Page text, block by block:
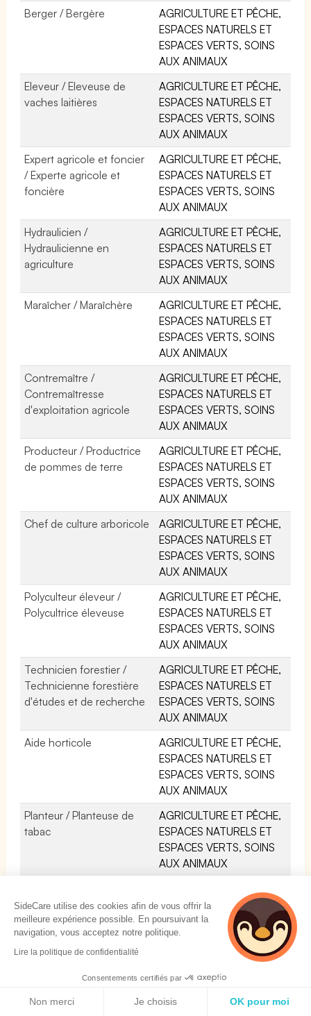
Berger / Bergère
AGRICULTURE ET PÊCHE,
ESPACES NATURELS ET
ESPACES VERTS, SOINS
AUX ANIMAUX
Eleveur / Eleveuse de
vaches laitières
AGRICULTURE ET PÊCHE,
ESPACES NATURELS ET
ESPACES VERTS, SOINS
AUX ANIMAUX
Expert agricole et foncier
/ Experte agricole et
foncière
AGRICULTURE ET PÊCHE,
ESPACES NATURELS ET
ESPACES VERTS, SOINS
AUX ANIMAUX
Hydraulicien /
Hydraulicienne en
agriculture
AGRICULTURE ET PÊCHE,
ESPACES NATURELS ET
ESPACES VERTS, SOINS
AUX ANIMAUX
Maraîcher / Maraîchère
AGRICULTURE ET PÊCHE,
ESPACES NATURELS ET
ESPACES VERTS, SOINS
AUX ANIMAUX
Contremaître /
Contremaîtresse
d'exploitation agricole
AGRICULTURE ET PÊCHE,
ESPACES NATURELS ET
ESPACES VERTS, SOINS
AUX ANIMAUX
Producteur / Productrice
de pommes de terre
AGRICULTURE ET PÊCHE,
ESPACES NATURELS ET
ESPACES VERTS, SOINS
AUX ANIMAUX
Chef de culture arboricole
AGRICULTURE ET PÊCHE,
ESPACES NATURELS ET
ESPACES VERTS, SOINS
AUX ANIMAUX
Polyculteur éleveur /
Polycultrice éleveuse
AGRICULTURE ET PÊCHE,
ESPACES NATURELS ET
ESPACES VERTS, SOINS
AUX ANIMAUX
Technicien forestier /
Technicienne forestière
d'études et de recherche
AGRICULTURE ET PÊCHE,
ESPACES NATURELS ET
ESPACES VERTS, SOINS
AUX ANIMAUX
Aide horticole
AGRICULTURE ET PÊCHE,
ESPACES NATURELS ET
ESPACES VERTS, SOINS
AUX ANIMAUX
Planteur / Planteuse de
tabac
AGRICULTURE ET PÊCHE,
ESPACES NATURELS ET
ESPACES VERTS, SOINS
AUX ANIMAUX
particulière
ESPACES NATURELS ET
ESPACES VERTS, SOINS
AUX ANIMAUX
Mécanicien-réparateur /
Mécanicienne-réparatrice
manutention
INSTALLATION ET
MAINTENANCE
SideCare utilise des cookies afin de vous offrir la
meilleure expérience possible. En poursuivant la
navigation, vous acceptez notre politique.
Lire la politique de confidentialité
Consentements certifiés par
Non merci Je choisis OK pour moi